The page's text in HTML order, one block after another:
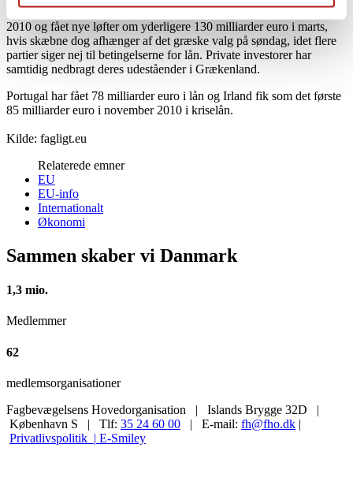
Grækenland har modtaget krisehjælp på 110 milliarder euro siden
2010 og fået nye løfter om yderligere 130 milliarder euro i marts,
hvis skæbne dog afhænger af det græske valg på søndag, idet flere
partier siger nej til betingelserne for lån. Private investorer har
samtidig nedbragt deres udeståender i Grækenland.
Portugal har fået 78 milliarder euro i lån og Irland fik som det første
85 milliarder euro i november 2010 i kriselån.
Kilde: fagligt.eu
Relaterede emner
EU
EU-info
Internationalt
Økonomi
Sammen skaber vi Danmark
1,3 mio.
Medlemmer
62
medlemsorganisationer
Fagbevægelsens Hovedorganisation | Islands Brygge 32D |
København S | Tlf: 35 24 60 00 | E-mail: fh@fho.dk |
Privatlivspolitik | E-Smiley